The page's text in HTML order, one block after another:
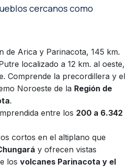
cercanos como
de Arica y Parinacota, 145 km.
localizado a 12 km. al oeste,
Comprende la precordillera y el
Noroeste de la Región de
.
entre los 200 a 6.342
cortos en el altiplano que
y ofrecen vistas
los volcanes Parinacota y el